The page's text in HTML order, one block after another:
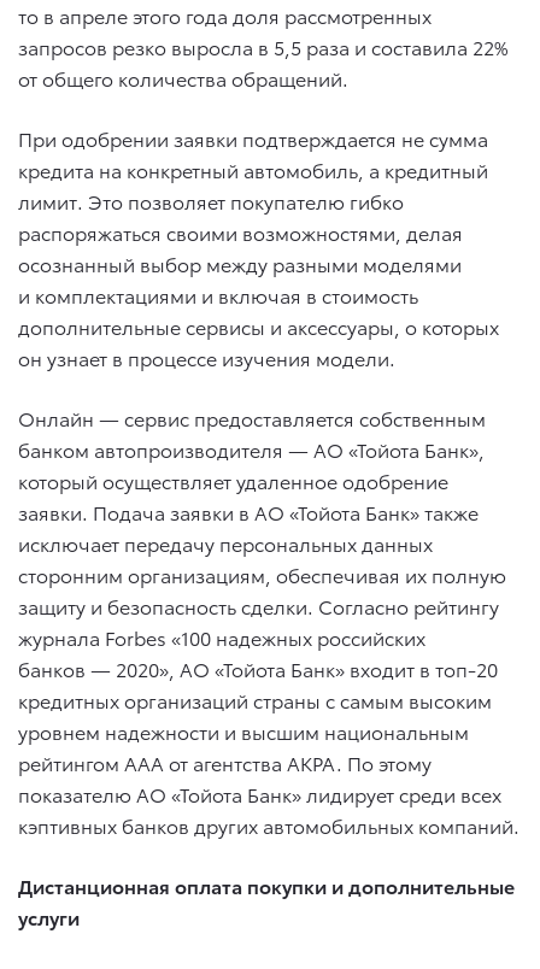
то в апреле этого года доля рассмотренных
запросов резко выросла в 5,5 раза и составила 22%
от общего количества обращений.
При одобрении заявки подтверждается не сумма
кредита на конкретный автомобиль, а кредитный
лимит. Это позволяет покупателю гибко
распоряжаться своими возможностями, делая
осознанный выбор между разными моделями
и комплектациями и включая в стоимость
дополнительные сервисы и аксессуары, о которых
он узнает в процессе изучения модели.
Онлайн — сервис предоставляется собственным
банком автопроизводителя — АО «Тойота Банк»,
который осуществляет удаленное одобрение
заявки. Подача заявки в АО «Тойота Банк» также
исключает передачу персональных данных
сторонним организациям, обеспечивая их полную
защиту и безопасность сделки. Согласно рейтингу
журнала Forbes «100 надежных российских
банков — 2020», АО «Тойота Банк» входит в топ-20
кредитных организаций страны с самым высоким
уровнем надежности и высшим национальным
рейтингом ААА от агентства АКРА. По этому
показателю АО «Тойота Банк» лидирует среди всех
кэптивных банков других автомобильных компаний.
Дистанционная оплата покупки и дополнительные
услуги